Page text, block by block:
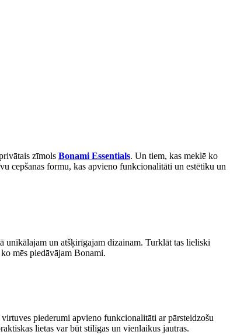
zīmols Bonami Essentials. Un tiem, kas meklē ko
cepšanas formu, kas apvieno funkcionalitāti un estētiku un
unikālajam un atšķirīgajam dizainam. Turklāt tas lieliski
mēs piedāvājam Bonami.
piederumi apvieno funkcionalitāti ar pārsteidzošu
lietas var būt stilīgas un vienlaikus jautras.